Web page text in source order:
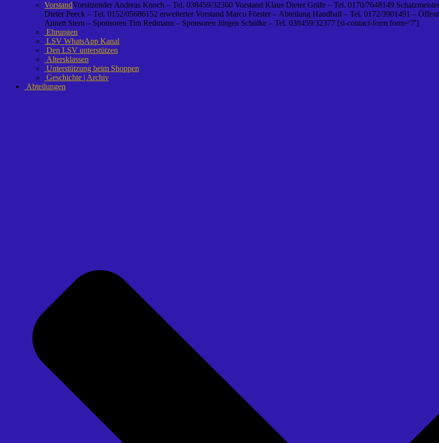
VorstandVorsitzender Andreas Knoch – Tel. 038459/32360 Vorstand Klaus Dieter Gräfe – Tel. 0170/7648149
Dieter Peeck – Tel. 0152/05686152 erweiterter Vorstand Marco Förster – Abteilung Handball – Tel. 0172/3901491 –
Annett Stern – Sponsoren Tim Redmann – Sponsoren Jürgen Schülke – Tel. 038459/32377 [si-contact-form form='7']
Ehrungen
LSV WhatsApp Kanal
Den LSV unterstützen
Altersklassen
Unterstützung beim Shoppen
Geschichte | Archiv
Abteilungen